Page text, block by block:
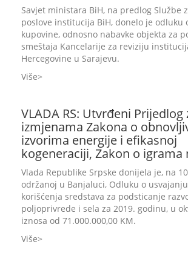
Savjet ministara BiH, na predlog Službe
poslove institucija BiH, donelo je odluku
kupovine, odnosno nabavke objekta za
smeštaja Kancelarije za reviziju
Hercegovine u Sarajevu.
Više
VLADA RS: Utvrđeni Prijedlog
izmjenama Zakona o
izvorima energije i efikasnoj
kogeneraciji, Zakon o igrama
Vlada Republike Srpske donijela je, na
održanoj u Banjaluci, Odluku o
korišćenja sredstava za podsticanje
poljoprivrede i sela za 2019. godinu, u
iznosa od 71.000.000,00 KM.
Više